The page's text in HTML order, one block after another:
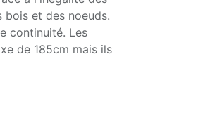
et des noeuds.
continuité. Les
de 185cm mais ils